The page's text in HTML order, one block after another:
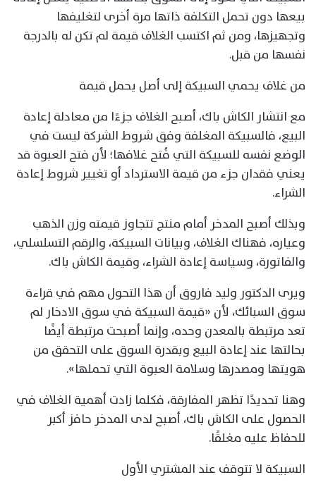
بيعها دون تحمل التكلفة ذاتها مرة أخرى لتغليفها
وتجهيزها، ومن ثم اكتسب الغلاف قيمة لم تكن له بالدرجة
نفسها من قبل.
من غلاف يحمي السبيكة إلى أصل يحمل قيمة
مع انتشار الكاش باك، أصبح الغلاف جزءًا من معادلة إعادة
البيع، فالسبيكة المغلفة وفق شروط الشركة ليست في
الوضع نفسه للسبيكة التي فُتح غلافها؛ لأن فتح العبوة قد
يعني فقدان جزء من قيمة الاسترداد أو تغيير شروط إعادة
الشراء.
وبذلك أصبح المدخر أمام منتج تتجاوز قيمته وزن الذهب
وعياره، فهناك الغلاف، وبيانات السبيكة، والرقم التسلسلي،
والفاتورة، وسياسة إعادة الشراء، وقيمة الكاش باك.
ويرى الدكتور وليد فاروق أن هذا التحول مهم في قراءة
سوق السبائك، لأن «قيمة السبيكة في سوق الادخار لم
تعد مرتبطة بالمعدن وحده، وإنما أصبحت مرتبطة أيضًا
بحالتها عند إعادة البيع وبقدرة السوق على التحقق من
هويتها ومصدرها وسلامة العبوة التي تحملها».
وهنا تحديدًا تظهر المفارقة، فكلما زادت أهمية الغلاف في
الحصول على الكاش باك، أصبح لدى المدخر حافز أكبر
للحفاظ عليه مغلقًا.
السبيكة لا تتوقف عند المشتري الأول